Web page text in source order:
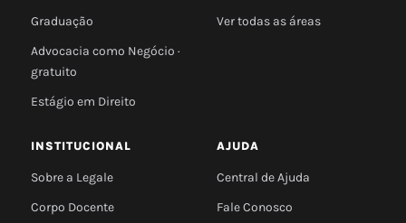
Graduação
Advocacia como Negócio ·
gratuito
Estágio em Direito
Ver todas as áreas
INSTITUCIONAL
Sobre a Legale
Corpo Docente
AJUDA
Central de Ajuda
Fale Conosco